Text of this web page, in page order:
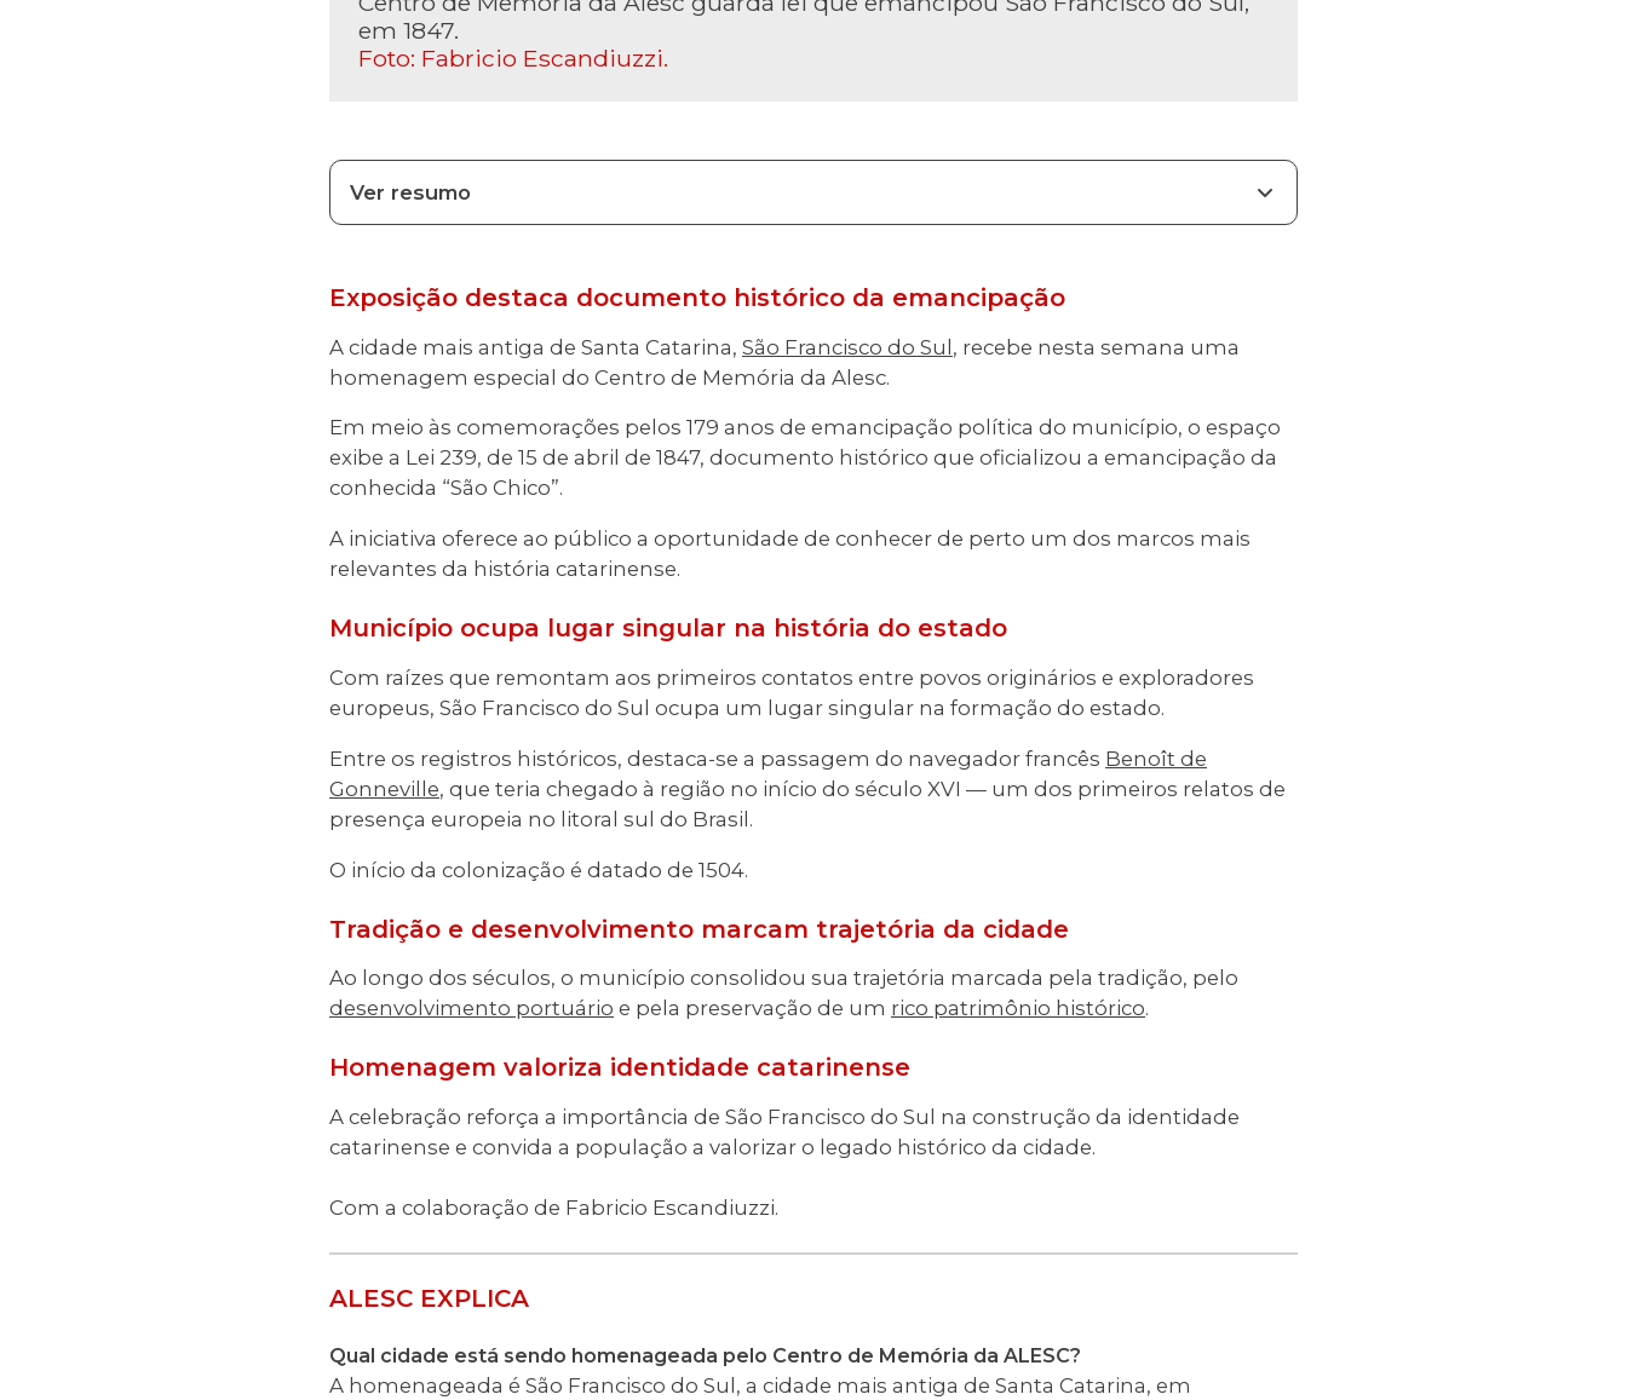
em 1847.
Foto: Fabricio Escandiuzzi.
Ver resumo
Exposição destaca documento histórico da emancipação
A cidade mais antiga de Santa Catarina, São Francisco do Sul, recebe nesta semana uma
homenagem especial do Centro de Memória da Alesc.
Em meio às comemorações pelos 179 anos de emancipação política do município, o espaço
exibe a Lei 239, de 15 de abril de 1847, documento histórico que oficializou a emancipação da
conhecida “São Chico”.
A iniciativa oferece ao público a oportunidade de conhecer de perto um dos marcos mais
relevantes da história catarinense.
Município ocupa lugar singular na história do estado
Com raízes que remontam aos primeiros contatos entre povos originários e exploradores
europeus, São Francisco do Sul ocupa um lugar singular na formação do estado.
Entre os registros históricos, destaca-se a passagem do navegador francês Benoît de
Gonneville, que teria chegado à região no início do século XVI — um dos primeiros relatos de
presença europeia no litoral sul do Brasil.
O início da colonização é datado de 1504.
Tradição e desenvolvimento marcam trajetória da cidade
Ao longo dos séculos, o município consolidou sua trajetória marcada pela tradição, pelo
desenvolvimento portuário e pela preservação de um rico patrimônio histórico.
Homenagem valoriza identidade catarinense
A celebração reforça a importância de São Francisco do Sul na construção da identidade
catarinense e convida a população a valorizar o legado histórico da cidade.
Com a colaboração de Fabricio Escandiuzzi.
ALESC EXPLICA
Qual cidade está sendo homenageada pelo Centro de Memória da ALESC?
A homenageada é São Francisco do Sul, a cidade mais antiga de Santa Catarina, em